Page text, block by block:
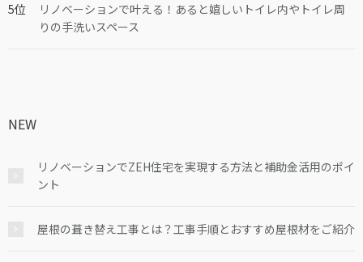
リノベーションで叶える！あると嬉しいトイレ内やトイレ周
りの手洗いスペース
NEW
リノベーションでZEH住宅を実現する方法と補助金活用のポイ
ント
屋根の葺き替え工事とは？工事手順とおすすめ屋根材をご紹介